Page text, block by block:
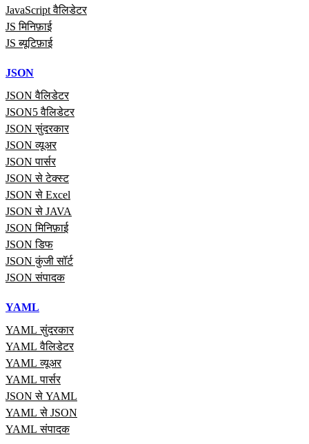
JavaScript वैलिडेटर
JS मिनिफ़ाई
JS ब्यूटिफ़ाई
JSON
JSON वैलिडेटर
JSON5 वैलिडेटर
JSON सुंदरकार
JSON व्यूअर
JSON पार्सर
JSON से टेक्स्ट
JSON से Excel
JSON से JAVA
JSON मिनिफ़ाई
JSON डिफ
JSON कुंजी सॉर्ट
JSON संपादक
YAML
YAML सुंदरकार
YAML वैलिडेटर
YAML व्यूअर
YAML पार्सर
JSON से YAML
YAML से JSON
YAML संपादक